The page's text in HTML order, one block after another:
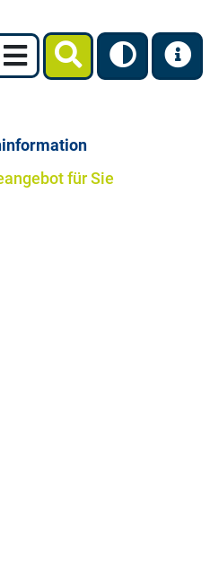
für Sie